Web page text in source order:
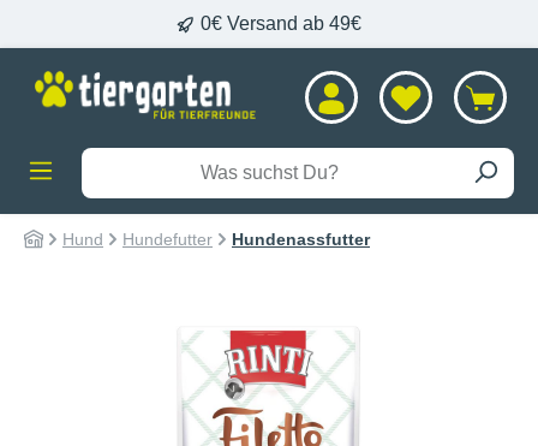
0€ Versand ab 49€
Hund Hundefutter Hundenassfutter
Bildergalerie überspringen